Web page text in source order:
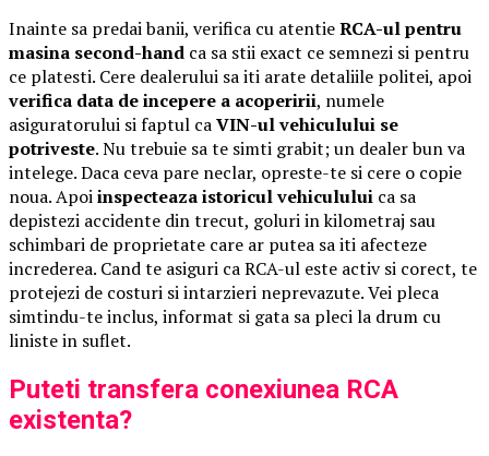
Inainte sa predai banii, verifica cu atentieRCA-ul pentru
masina second-hand ca sa stii exact ce semnezi si pentru
ce platesti. Cere dealerului sa iti arate detaliile politei, apoi
verifica data de incepere a acoperirii, numele
asiguratorului si faptul caVIN-ul vehiculului se
potriveste. Nu trebuie sa te simti grabit; un dealer bun va
intelege. Daca ceva pare neclar, opreste-te si cere o copie
noua. Apoiinspecteaza istoricul vehiculului ca sa
depistezi accidente din trecut, goluri in kilometraj sau
schimbari de proprietate care ar putea sa iti afecteze
increderea. Cand te asiguri ca RCA-ul este activ si corect, te
protejezi de costuri si intarzieri neprevazute. Vei pleca
simtindu-te inclus, informat si gata sa pleci la drum cu
liniste in suflet.
Puteti transfera conexiunea RCA
existenta?